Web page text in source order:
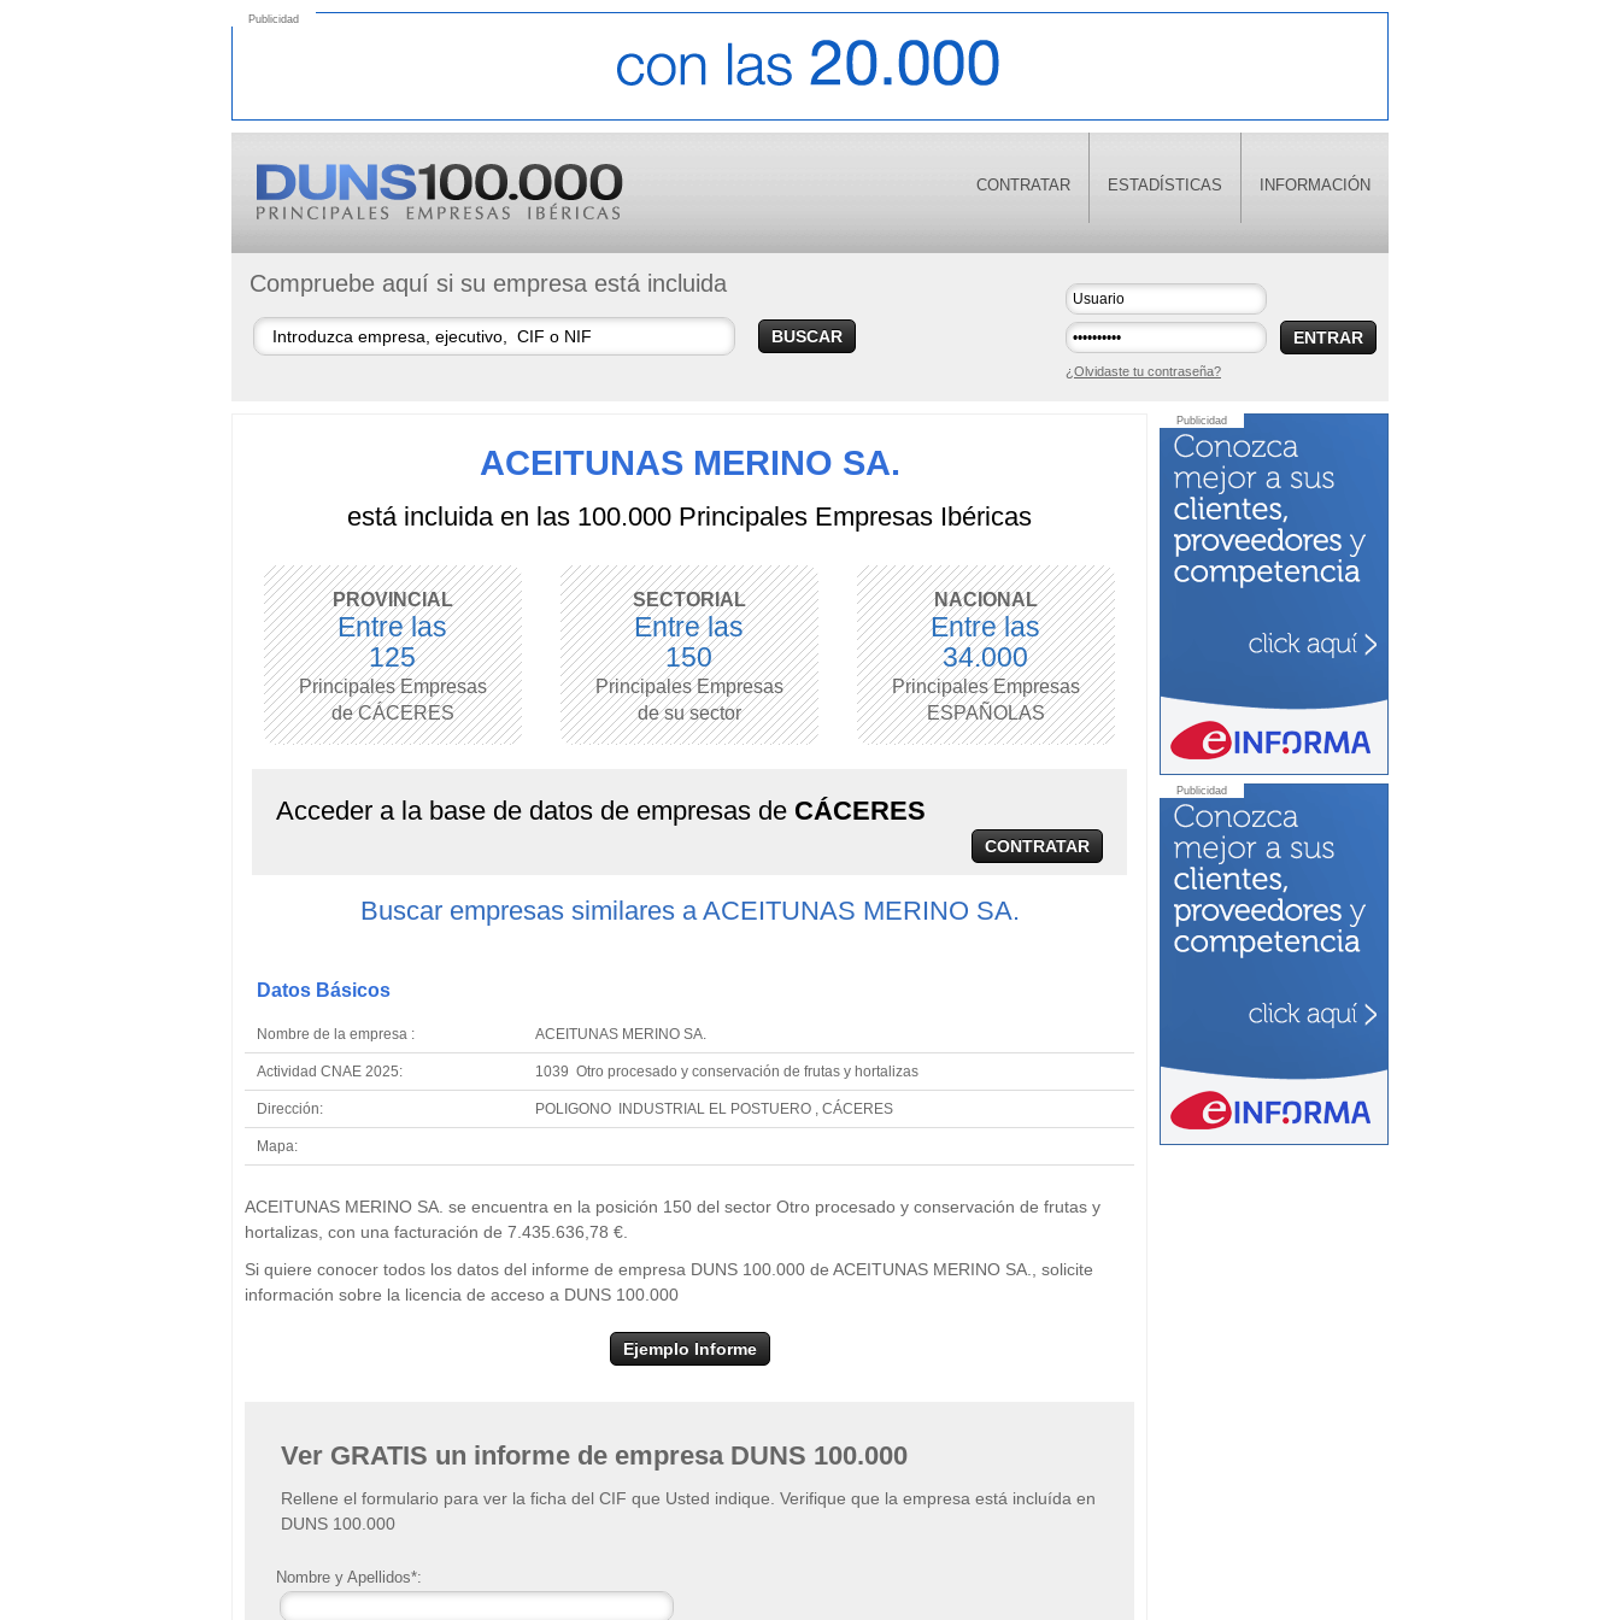
Publicidad
CONTRATAR ESTADÍSTICAS INFORMACIÓN
Compruebe aquí si su empresa está incluida
BUSCAR ENTRAR
¿Olvidaste tu contraseña?
ACEITUNAS MERINO SA.
está incluida en las 100.000 Principales Empresas Ibéricas
PROVINCIAL
Entre las
125
Principales Empresas
de CÁCERES
SECTORIAL
Entre las
150
Principales Empresas
de su sector
NACIONAL
Entre las
34.000
Principales Empresas
ESPAÑOLAS
Acceder a la base de datos de empresas de CÁCERES
CONTRATAR
Buscar empresas similares a ACEITUNAS MERINO SA.
Datos Básicos
Nombre de la empresa : ACEITUNAS MERINO SA.
Actividad CNAE 2025: 1039 Otro procesado y conservación de frutas y hortalizas
Dirección: POLIGONO INDUSTRIAL EL POSTUERO , CÁCERES
Mapa:
×
−
ACEITUNAS MERINO SA. se encuentra en la posición 150 del sector Otro procesado y conservación de frutas y
hortalizas, con una facturación de 7.435.636,78 €.
Si quiere conocer todos los datos del informe de empresa DUNS 100.000 de ACEITUNAS MERINO SA., solicite
información sobre la licencia de acceso a DUNS 100.000
Ejemplo Informe
Ver GRATIS un informe de empresa DUNS 100.000
Rellene el formulario para ver la ficha del CIF que Usted indique. Verifique que la empresa está incluída en
DUNS 100.000
Nombre y Apellidos*:
Publicidad
Publicidad